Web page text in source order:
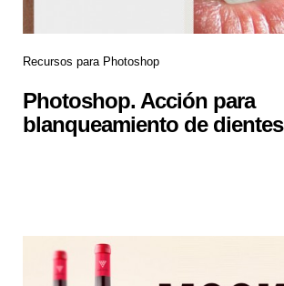
Recursos para Photoshop
Photoshop. Acción para
blanqueamiento de dientes